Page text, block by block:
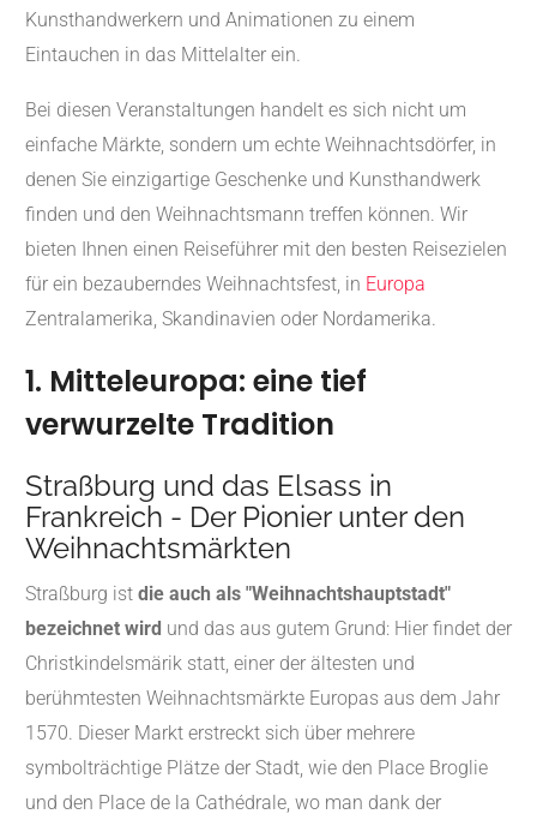
Kunsthandwerkern und Animationen zu einem
Eintauchen in das Mittelalter ein.
Bei diesen Veranstaltungen handelt es sich nicht um
einfache Märkte, sondern um echte Weihnachtsdörfer, in
denen Sie einzigartige Geschenke und Kunsthandwerk
finden und den Weihnachtsmann treffen können. Wir
bieten Ihnen einen Reiseführer mit den besten Reisezielen
für ein bezauberndes Weihnachtsfest, in Europa
Zentralamerika, Skandinavien oder Nordamerika.
1. Mitteleuropa: eine tief
verwurzelte Tradition
Straßburg und das Elsass in
Frankreich - Der Pionier unter den
Weihnachtsmärkten
Straßburg ist die auch als "Weihnachtshauptstadt"
bezeichnet wird und das aus gutem Grund: Hier findet der
Christkindelsmärik statt, einer der ältesten und
berühmtesten Weihnachtsmärkte Europas aus dem Jahr
1570. Dieser Markt erstreckt sich über mehrere
symbolträchtige Plätze der Stadt, wie den Place Broglie
und den Place de la Cathédrale, wo man dank der